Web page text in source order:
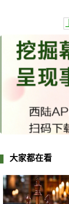
大家都在看